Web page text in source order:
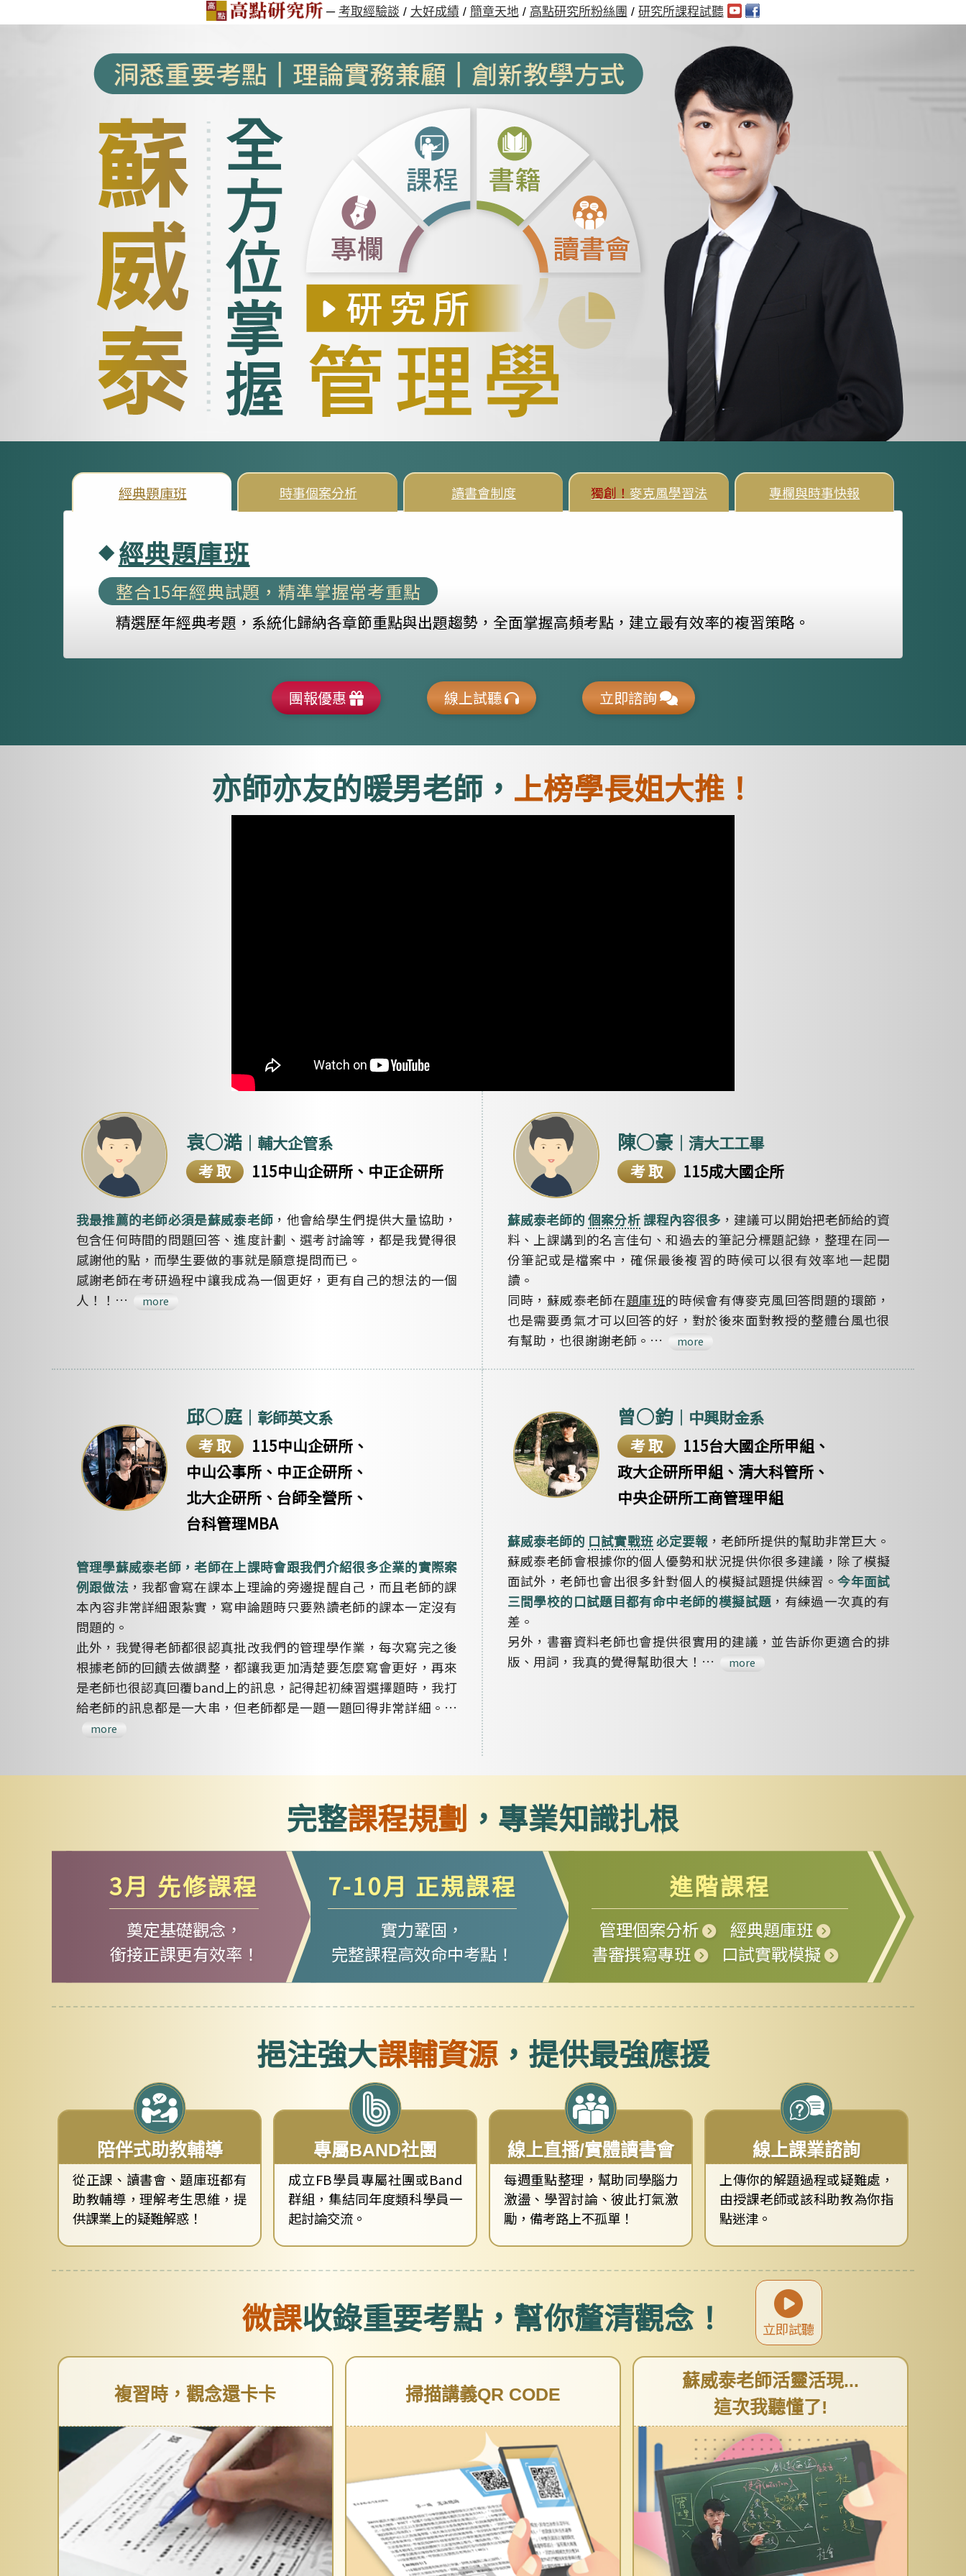
─ 考取經驗談 / 大好成績/ 簡章天地/ 高點研究所粉絲團 / 研究所課程試聽
經典題庫班 時事個案分析 讀書會制度 獨創！麥克風學習法 專欄與時事快報
經典題庫班
整合15年經典試題，精準掌握常考重點
精選歷年經典考題，系統化歸納各章節重點與出題趨勢，全面掌握高頻考點，建立最有效率的複習策略。
團報優惠 線上試聽 立即諮詢
亦師亦友的暖男老師， 上榜學長姐大推！
袁○澔｜輔大企管系
考取 115中山企研所、中正企研所
我最推薦的老師必須是蘇威泰老師 ，他會給學生們提供大量協助，
包含任何時間的問題回答、進度計劃、選考討論等，都是我覺得很
感謝他的點，而學生要做的事就是願意提問而已。
感謝老師在考研過程中讓我成為一個更好，更有自己的想法的一個
人！！…
more
陳○豪 ｜清大工工畢
考取 115成大國企所
蘇威泰老師的 個案分析 課程內容很多 ，建議可以開始把老師給的資
料、上課講到的名言佳句、和過去的筆記分標題記錄，整理在同一
份筆記或是檔案中，確保最後複習的時候可以很有效率地一起閱
讀。
同時，蘇威泰老師在題庫班的時候會有傳麥克風回答問題的環節，
也是需要勇氣才可以回答的好，對於後來面對教授的整體台風也很
有幫助，也很謝謝老師。…
more
邱○庭｜彰師英文系
考取
115中山企研所、
中山公事所、中正企研所、
北大企研所、台師全營所、
台科管理MBA
管理學蘇威泰老師，老師在上課時會跟我們介紹很多企業的實際案
例跟做法，我都會寫在課本上理論的旁邊提醒自己，而且老師的課
本內容非常詳細跟紮實，寫申論題時只要熟讀老師的課本一定沒有
問題的。
此外，我覺得老師都很認真批改我們的管理學作業，每次寫完之後
根據老師的回饋去做調整，都讓我更加清楚要怎麼寫會更好，再來
是老師也很認真回覆band上的訊息，記得起初練習選擇題時，我打
給老師的訊息都是一大串，但老師都是一題一題回得非常詳細。…
more
曾○鈞 ｜中興財金系
考取
115台大國企所甲組、
政大企研所甲組、清大科管所、
中央企研所工商管理甲組
蘇威泰老師的 口試實戰班 必定要報 ，老師所提供的幫助非常巨大。
蘇威泰老師會根據你的個人優勢和狀況提供你很多建議，除了模擬
面試外，老師也會出很多針對個人的模擬試題提供練習。今年面試
三間學校的口試題目都有命中老師的模擬試題 ，有練過一次真的有
差。
另外，書審資料老師也會提供很實用的建議，並告訴你更適合的排
版、用詞，我真的覺得幫助很大！…
more
完整課程規劃 ，專業知識扎根
3月 先修課程
奠定基礎觀念，
銜接正課更有效率！
7-10月 正規課程
實力鞏固，
完整課程高效命中考點！
進階課程
管理個案分析
經典題庫班
書審撰寫專班
口試實戰模擬
挹注強大課輔資源 ，提供最強應援
陪伴式助教輔導
從正課、讀書會、題庫班都有
助教輔導，理解考生思維，提
供課業上的疑難解惑！
專屬BAND社團
成立FB學員專屬社團或Band
群組，集結同年度類科學員一
起討論交流。
線上直播/實體讀書會
每週重點整理，幫助同學腦力
激盪、學習討論、彼此打氣激
勵，備考路上不孤單！
線上課業諮詢
上傳你的解題過程或疑難處，
由授課老師或該科助教為你指
點迷津。
微課收錄重要考點 ，幫你釐清觀念！ 立即試聽
複習時，觀念還卡卡 掃描講義QR CODE
蘇威泰老師活靈活現...
這次我聽懂了!